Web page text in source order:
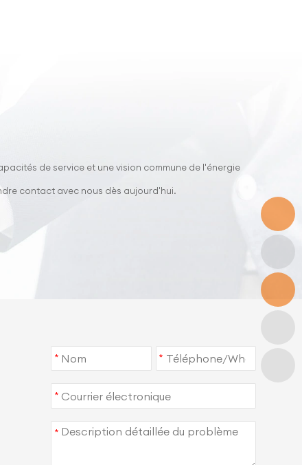
de service et une vision commune de l'énergie
contact avec nous dès aujourd'hui.
* *
*
*